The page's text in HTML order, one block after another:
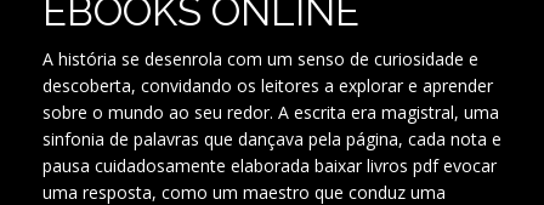
EBOOKS ONLINE
A história se desenrola com um senso de curiosidade e
descoberta, convidando os leitores a explorar e aprender
sobre o mundo ao seu redor. A escrita era magistral, uma
sinfonia de palavras que dançava pela página, cada nota e
pausa cuidadosamente elaborada baixar livros pdf evocar
uma resposta, como um maestro que conduz uma